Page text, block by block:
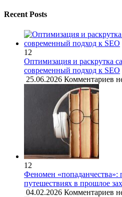
Recent Posts
12
Оптимизация и раскрутка
современный подход к SEO
25.06.2026 Комментариев
12
Феномен «попаданчества»:
путешествиях в прошлое
04.02.2026 Комментариев